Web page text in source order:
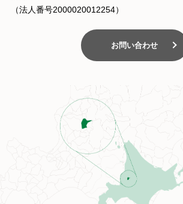
（法人番号2000020012254）
お問い合わせ